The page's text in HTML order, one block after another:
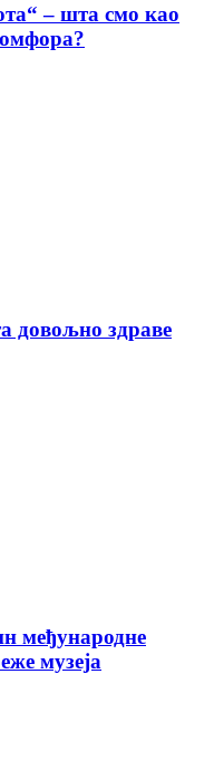
– шта смо као
довољно здраве
међународне
музеја